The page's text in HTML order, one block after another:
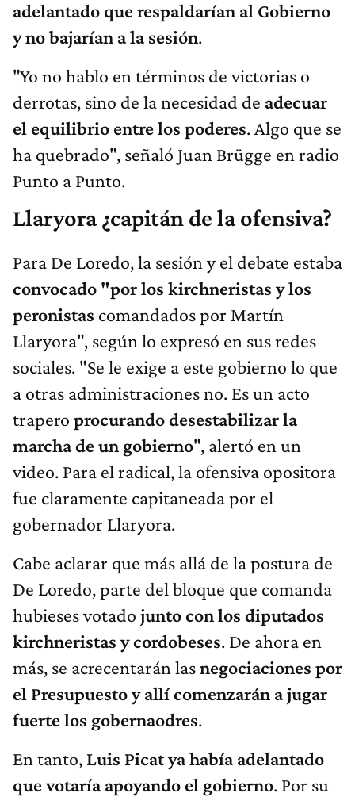
adelantado que respaldarían al Gobierno
y no bajarían a la sesión.
"Yo no hablo en términos de victorias o
derrotas, sino de la necesidad de adecuar
el equilibrio entre los poderes. Algo que se
ha quebrado", señaló Juan Brügge en radio
Punto a Punto.
Llaryora ¿capitán de la ofensiva?
Para De Loredo, la sesión y el debate estaba
convocado "por los kirchneristas y los
peronistas comandados por Martín
Llaryora", según lo expresó en sus redes
sociales. "Se le exige a este gobierno lo que
a otras administraciones no. Es un acto
trapero procurando desestabilizar la
marcha de un gobierno", alertó en un
video. Para el radical, la ofensiva opositora
fue claramente capitaneada por el
gobernador Llaryora.
Cabe aclarar que más allá de la postura de
De Loredo, parte del bloque que comanda
hubieses votado junto con los diputados
kirchneristas y cordobeses. De ahora en
más, se acrecentarán lasnegociaciones por
el Presupuesto y allí comenzarán a jugar
fuerte los gobernaodres.
En tanto, Luis Picat ya había adelantado
que votaría apoyando el gobierno. Por su